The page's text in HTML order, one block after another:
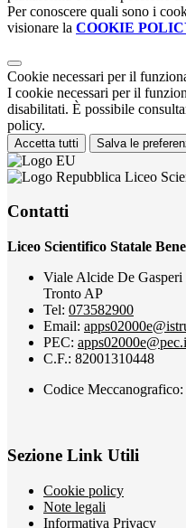
Per conoscere quali sono i
visionare la COOKIE
Cookie necessari per il
I cookie necessari per il
disabilitati. È possibile
policy.
Accetta tutti Salva le
Liceo
Contatti
Liceo Scientifico Statale
Viale Alcide De Gasperi
Tronto AP
Tel: 073582900
Email:
PEC:
C.F.: 82001310448
Codice
Sezione Link Utili
Cookie policy
Note legali
Informativa Privacy